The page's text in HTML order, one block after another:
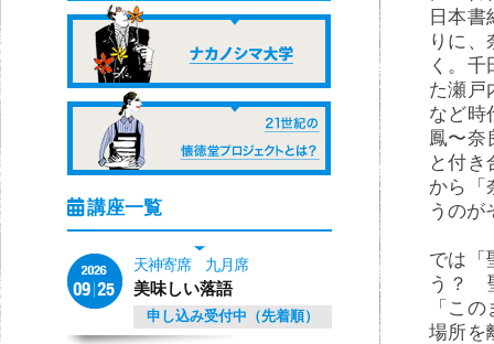
日本
りに、
く。
た瀬戸
など時
鳳〜奈
と付き
から「
うのが
では「
う？
「こ
場所を
天神寄席 九月席
美味しい落語
申し込み受付中（先着順）